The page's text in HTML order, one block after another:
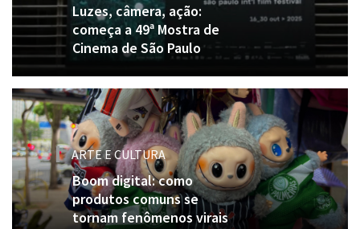
Luzes, câmera, ação:
começa a 49ª Mostra de
Cinema de São Paulo
ARTE E CULTURA
Boom digital: como
produtos comuns se
tornam fenômenos virais